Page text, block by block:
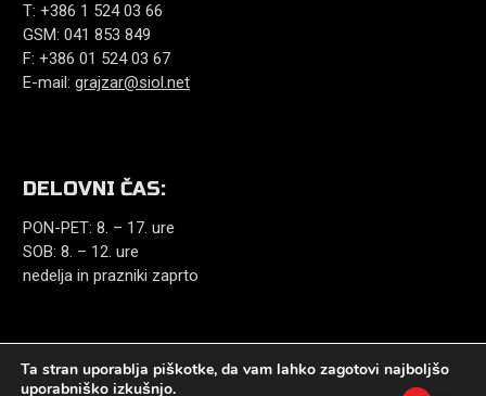
T: +386 1 524 03 66
GSM: 041 853 849
F: +386 01 524 03 67
E-mail:grajzar@siol.net
DELOVNI ČAS:
PON-PET: 8. – 17. ure
SOB: 8. – 12. ure
nedelja in prazniki zaprto
Ta stran uporablja piškotke, da vam lahko zagotovi najboljšo
uporabniško izkušnjo.